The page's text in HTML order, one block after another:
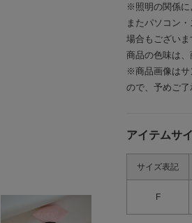
※照明の関係に
またパソコン
場合もございま
商品の色味は、
※商品画像はサ
ので、予めご了
アイテムサ
サイズ表記
F